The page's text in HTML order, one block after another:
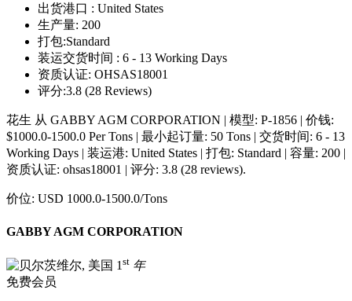
出货港口 : United States
生产量: 200
打包:Standard
装运交货时间 : 6 - 13 Working Days
资质认证: OHSAS18001
评分:3.8 (28 Reviews)
花生 从 GABBY AGM CORPORATION | 模型: P-1856 | 价钱:
$1000.0-1500.0 Per Tons | 最小起订量: 50 Tons | 交货时间: 6 - 13
Working Days | 装运港: United States | 打包: Standard | 容量: 200 |
资质认证: ohsas18001 | 评分: 3.8 (28 reviews).
价位: USD 1000.0-1500.0/Tons
GABBY AGM CORPORATION
1 st 年
免费会员